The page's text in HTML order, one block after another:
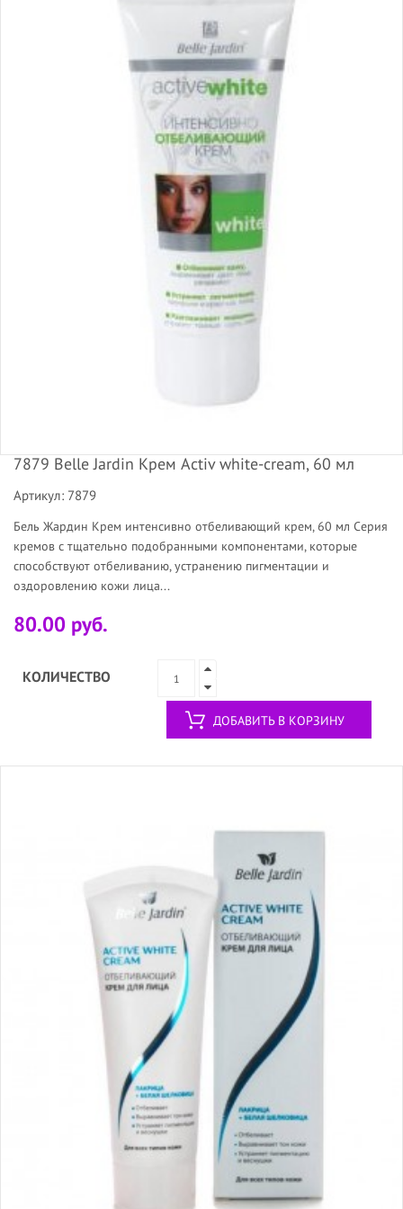
7879 Belle Jardin Крем Activ white-сreаm, 60 мл
Артикул: 7879
Бель Жардин Крем интенсивно отбеливающий крем, 60 мл Серия
кремов с тщательно подобранными компонентами, которые
способствуют отбеливанию, устранению пигментации и
оздоровлению кожи лица...
80.00 руб.
КОЛИЧЕСТВО
ДОБАВИТЬ В КОРЗИНУ